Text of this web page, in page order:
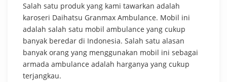
Salah satu produk yang kami tawarkan adalah
karoseri Daihatsu Granmax Ambulance. Mobil ini
adalah salah satu mobil ambulance yang cukup
banyak beredar di Indonesia. Salah satu alasan
banyak orang yang menggunakan mobil ini sebagai
armada ambulance adalah harganya yang cukup
terjangkau.